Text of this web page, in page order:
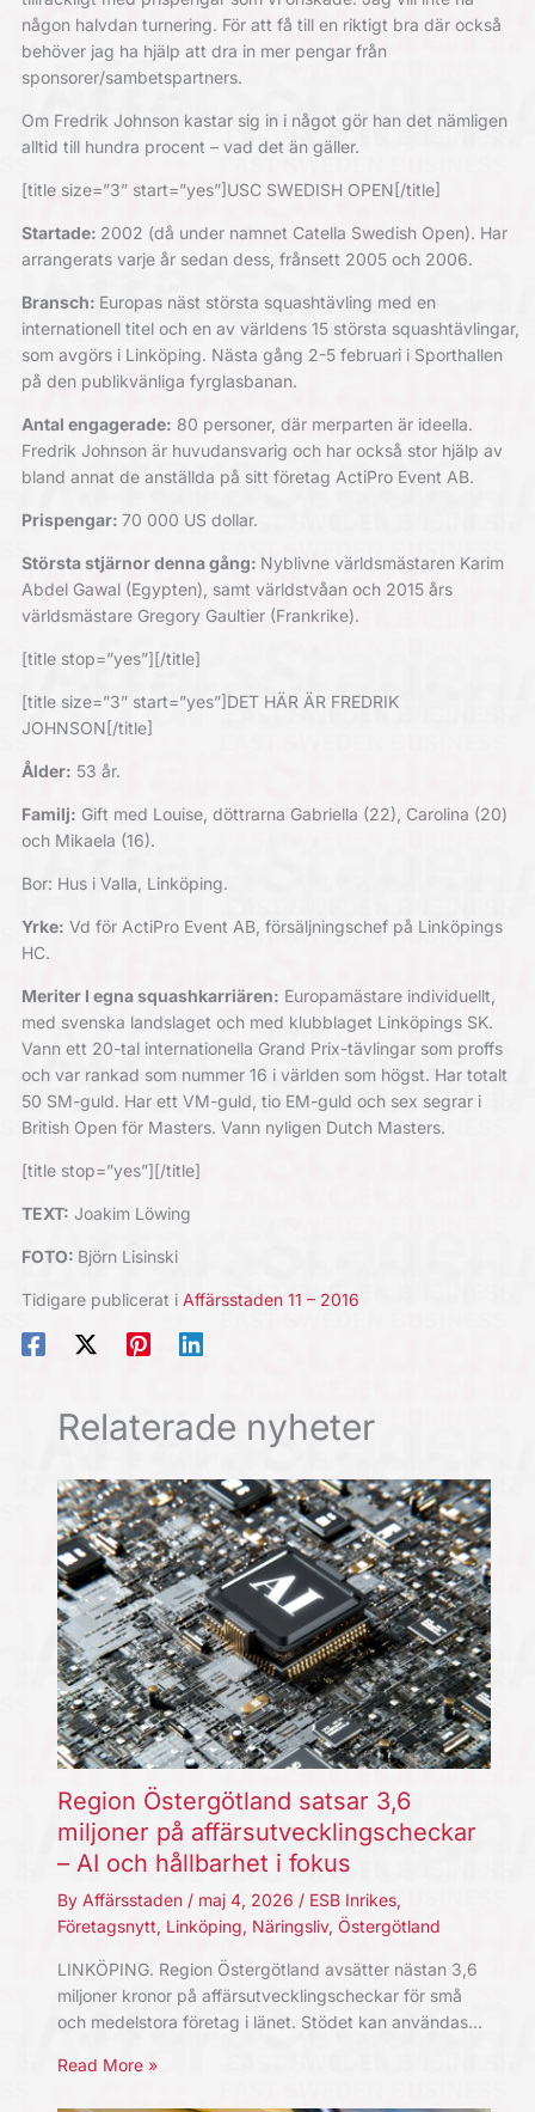
någon halvdan turnering. För att få till en riktigt bra där också
behöver jag ha hjälp att dra in mer pengar från
sponsorer/sambetspartners.
Om Fredrik Johnson kastar sig in i något gör han det nämligen
alltid till hundra procent – vad det än gäller.
[title size=”3” start=”yes”]USC SWEDISH OPEN[/title]
Startade: 2002 (då under namnet Catella Swedish Open). Har
arrangerats varje år sedan dess, frånsett 2005 och 2006.
Bransch: Europas näst största squashtävling med en
internationell titel och en av världens 15 största squashtävlingar,
som avgörs i Linköping. Nästa gång 2-5 februari i Sporthallen
på den publikvänliga fyrglasbanan.
Antal engagerade: 80 personer, där merparten är ideella.
Fredrik Johnson är huvudansvarig och har också stor hjälp av
bland annat de anställda på sitt företag ActiPro Event AB.
Prispengar: 70 000 US dollar.
Största stjärnor denna gång: Nyblivne världsmästaren Karim
Abdel Gawal (Egypten), samt världstvåan och 2015 års
världsmästare Gregory Gaultier (Frankrike).
[title stop=”yes”][/title]
[title size=”3” start=”yes”]DET HÄR ÄR FREDRIK
JOHNSON[/title]
Ålder: 53 år.
Familj: Gift med Louise, döttrarna Gabriella (22), Carolina (20)
och Mikaela (16).
Bor: Hus i Valla, Linköping.
Yrke: Vd för ActiPro Event AB, försäljningschef på Linköpings
HC.
Meriter I egna squashkarriären: Europamästare individuellt,
med svenska landslaget och med klubblaget Linköpings SK.
Vann ett 20-tal internationella Grand Prix-tävlingar som proffs
och var rankad som nummer 16 i världen som högst. Har totalt
50 SM-guld. Har ett VM-guld, tio EM-guld och sex segrar i
British Open för Masters. Vann nyligen Dutch Masters.
[title stop=”yes”][/title]
TEXT: Joakim Löwing
FOTO: Björn Lisinski
Tidigare publicerat i Affärsstaden 11 – 2016
Relaterade nyheter
Region Östergötland satsar 3,6
miljoner på affärsutvecklingscheckar
– AI och hållbarhet i fokus
By Affärsstaden / maj 4, 2026 / ESB Inrikes,
Företagsnytt, Linköping, Näringsliv, Östergötland
LINKÖPING. Region Östergötland avsätter nästan 3,6
miljoner kronor på affärsutvecklingscheckar för små
och medelstora företag i länet. Stödet kan användas…
Read More »